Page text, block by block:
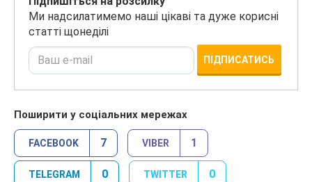
Ми надсилатимемо наші цікаві та дуже корисні
статті щонеділі
ПІДПИСАТИСЬ
Поширити у соціальних мережах
FACEBOOK 7 VIBER 1
TELEGRAM 0 TWITTER 0